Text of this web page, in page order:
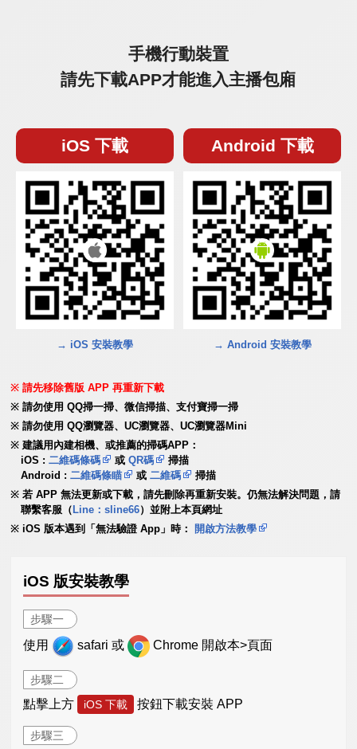
手機行動裝置
請先下載APP才能進入主播包廂
iOS 下載
→ iOS 安裝教學
Android 下載
→ Android 安裝教學
請先移除舊版 APP 再重新下載
請勿使用 QQ掃一掃、微信掃描、支付寶掃一掃
請勿使用 QQ瀏覽器、UC瀏覽器、UC瀏覽器Mini
建議用內建相機、或推薦的掃碼APP：
iOS :二維碼條碼 或QR碼
掃描
Android :二維碼條瞄 或二維碼
掃描
若 APP 無法更新或下載，請先刪除再重新安裝。仍無法解決問題，請
聯繫客服（ Line：sline66）並附上本頁網址
iOS 版本遇到「無法驗證 App」時：
開啟方法教學
iOS 版安裝教學
步驟一
使用 safari 或 Chrome 開啟本>頁面
步驟二
點擊上方 iOS 下載 按鈕下載安裝 APP
步驟三